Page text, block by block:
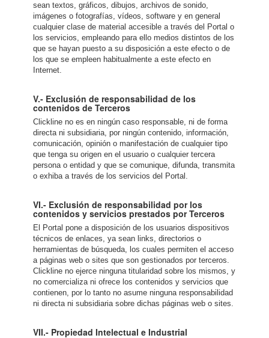
sean textos, gráficos, dibujos, archivos de sonido,
imágenes o fotografías, vídeos, software y en general
cualquier clase de material accesible a través del Portal o
los servicios, empleando para ello medios distintos de los
que se hayan puesto a su disposición a este efecto o de
los que se empleen habitualmente a este efecto en
Internet.
V.- Exclusión de responsabilidad de los
contenidos de Terceros
Clickline no es en ningún caso responsable, ni de forma
directa ni subsidiaria, por ningún contenido, información,
comunicación, opinión o manifestación de cualquier tipo
que tenga su origen en el usuario o cualquier tercera
persona o entidad y que se comunique, difunda, transmita
o exhiba a través de los servicios del Portal.
VI.- Exclusión de responsabilidad por los
contenidos y servicios prestados por Terceros
El Portal pone a disposición de los usuarios dispositivos
técnicos de enlaces, ya sean links, directorios o
herramientas de búsqueda, los cuales permiten el acceso
a páginas web o sites que son gestionados por terceros.
Clickline no ejerce ninguna titularidad sobre los mismos, y
no comercializa ni ofrece los contenidos y servicios que
contienen, por lo tanto no asume ninguna responsabilidad
ni directa ni subsidiaria sobre dichas páginas web o sites.
VII.- Propiedad Intelectual e Industrial